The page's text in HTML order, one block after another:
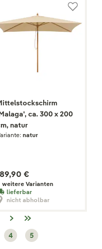
ca. 300 x 200
natur
natur
€
weitere Varianten
lieferbar
nicht abholbar
4 5